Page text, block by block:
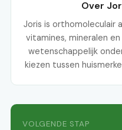
Over
Joris is orthomoleculair
vitamines, mineralen
wetenschappelijk
kiezen tussen
VOLGENDE STAP